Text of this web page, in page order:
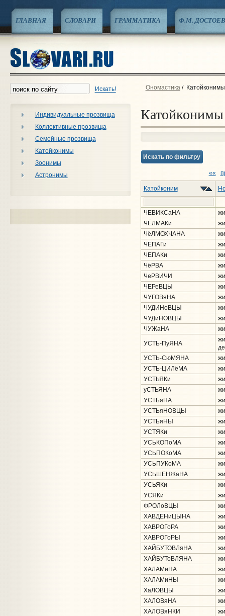
ГЛАВНАЯ СЛОВАРИ ГРАММАТИКА Ф.М.
Искать!
Индивидуальные прозвища
Коллективные прозвища
Семейные прозвища
Катойконимы
Зоонимы
Астронимы
Ономастика/ Катойконимы
Катойконимы
Искать по фильтру
««
Катойконим
ЧЕВИКСаНА
ЧЁЛМАКи
ЧёЛМОХЧАНА
ЧЕПАГи
ЧЕПАКи
ЧёРВА
ЧеРВИЧИ
ЧЕРеВЦЫ
ЧУГОВяНА
ЧУДИНоВЦЫ
ЧУДиНОВЦЫ
ЧУЖаНА
УСТЬ-ПуЯНА
УСТЬ-СюМЯНА
УСТЬ-ЦИЛёМА
УСТЬЯКи
уСТЬЯНА
УСТЬяНА
УСТЬяНОВЦЫ
УСТЬяНЫ
УСТЯКи
УСЬКОПоМА
УСЬПОКоМА
УСЬПУКоМА
УСЬШЕНЖаНА
УСЬЯКи
УСЯКи
ФРОЛоВЦЫ
ХАВДЕНиЦЫНА
ХАВРОГоРА
ХАВРОГоРЫ
ХАЙБУТОВЛяНА
ХАЙБУТоВЛЯНА
ХАЛАМиНА
ХАЛАМиНЫ
ХаЛОВЦЫ
ХАЛОВяНА
ХАЛОВяНКИ